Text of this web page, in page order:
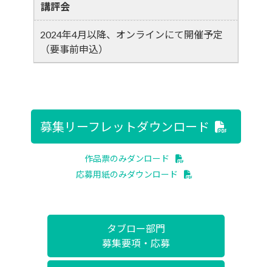
講評会
2024年4月以降、オンラインにて開催予定
（要事前申込）
募集リーフレットダウンロード
作品票のみダンロード
応募用紙のみダウンロード
タブロー部門
募集要項・応募